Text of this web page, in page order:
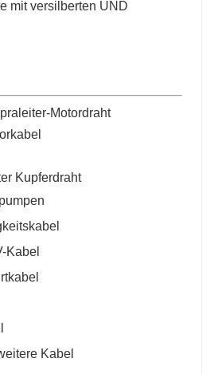
mit versilberten UND
Motordraht
Kupferdraht
Kabel
Kabel